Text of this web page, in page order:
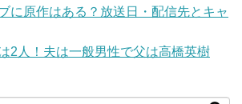
に原作はある？放送日・配信先とキャ
2人！夫は一般男性で父は高橋英樹